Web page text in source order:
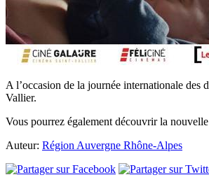
A l’occasion de la journée internationale des
Vallier.
Vous pourrez également découvrir la
Auteur: Région Auvergne Rhône-Alpes